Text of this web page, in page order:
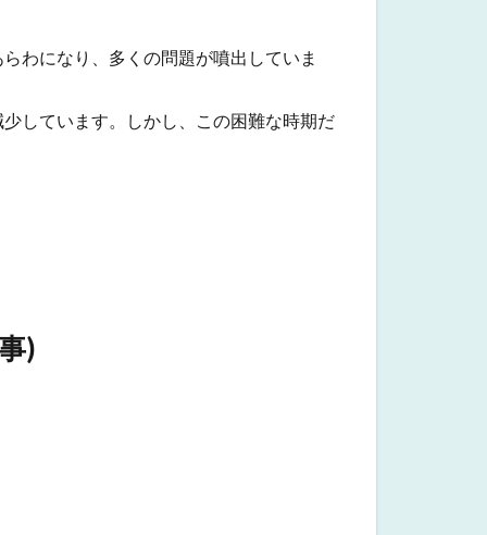
わになり、多くの問題が噴出していま
しています。しかし、この困難な時期だ
)